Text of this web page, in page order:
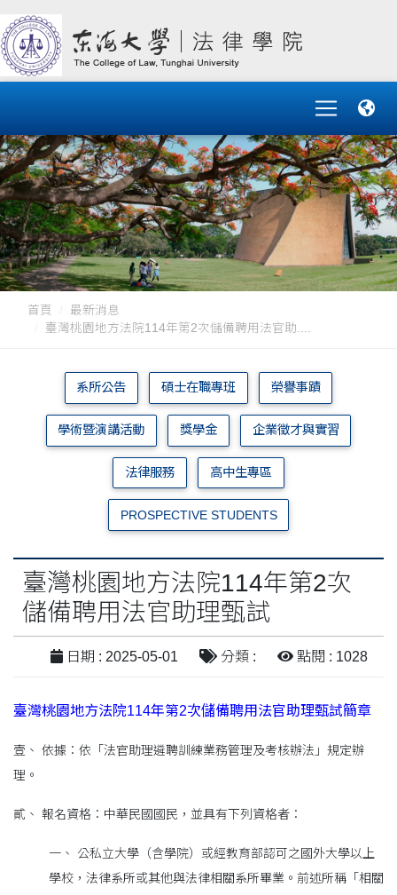
首頁
最新消息
臺灣桃園地方法院114年第2次儲備聘用法官助....
系所公告 碩士在職專班 榮譽事蹟
學術暨演講活動 獎學金 企業徵才與實習
法律服務 高中生專區
PROSPECTIVE STUDENTS
臺灣桃園地方法院114年第2次
儲備聘用法官助理甄試
日期 : 2025-05-01 分類 : 點閱 : 1028
臺灣桃園地方法院114年第2次儲備聘用法官助理甄試簡章
壹、 依據：依「法官助理遴聘訓練業務管理及考核辦法」規定辦
理。
貳、 報名資格：中華民國國民，並具有下列資格者：
一、 公私立大學（含學院）或經教育部認可之國外大學以上
學校，法律系所或其他與法律相關系所畢業。前述所稱「相關